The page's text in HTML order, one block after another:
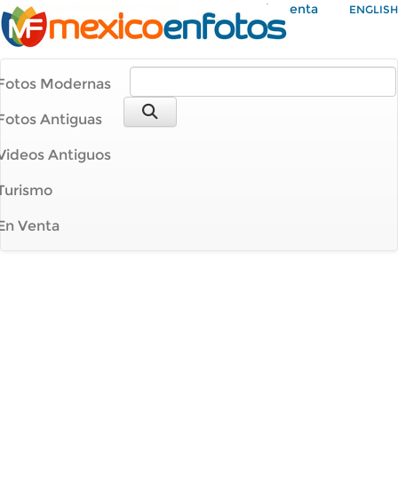
Mi Cuenta ENGLISH
Modernas
Antiguas
Antiguos
Venta